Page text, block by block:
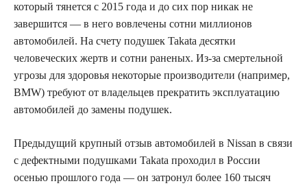
который тянется с 2015 года и до сих пор никак не
завершится — в него вовлечены сотни миллионов
автомобилей. На счету подушек Takata десятки
человеческих жертв и сотни раненых. Из-за смертельной
угрозы для здоровья некоторые производители (например,
BMW) требуют от владельцев прекратить эксплуатацию
автомобилей до замены подушек.
Предыдущий крупный отзыв автомобилей в Nissan в связи
с дефектными подушками Takata проходил в России
осенью прошлого года — он затронул более 160 тысяч